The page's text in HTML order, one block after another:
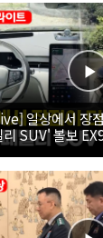
일상에서 장
리 SUV' 볼보